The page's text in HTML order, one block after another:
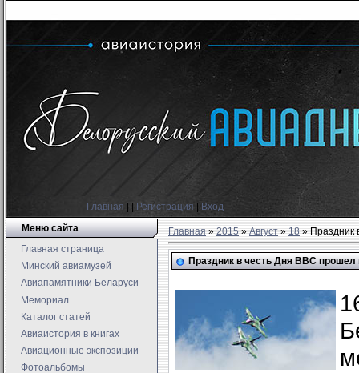
Главная Регистрация
Вход
Меню сайта
Главная страница
Минский авиамузей
Авиапамятники Беларуси
Мемориал
Каталог статей
Авиаистория в книгах
Авиационные экспозиции
Фотоальбомы
Главная»2015 » Август » 18» Праздник
Праздник в честь Дня ВВС прошел